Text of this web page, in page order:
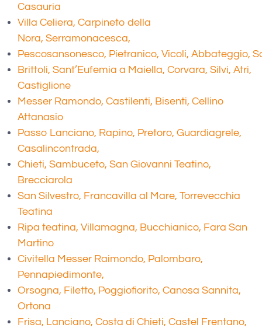
Casauria
Villa Celiera, Carpineto della
Nora, Serramonacesca,
Pescosansonesco, Pietranico, Vicoli, Abbateggio,
Brittoli, Sant’Eufemia a Maiella, Corvara, Silvi, Atri,
Castiglione
Messer Ramondo, Castilenti, Bisenti, Cellino
Attanasio
Passo Lanciano, Rapino, Pretoro, Guardiagrele,
Casalincontrada,
Chieti, Sambuceto, San Giovanni Teatino,
Brecciarola
San Silvestro, Francavilla al Mare, Torrevecchia
Teatina
Ripa teatina, Villamagna, Bucchianico, Fara San
Martino
Civitella Messer Raimondo, Palombaro,
Pennapiedimonte,
Orsogna, Filetto, Poggiofiorito, Canosa Sannita,
Ortona
Frisa, Lanciano, Costa di Chieti, Castel Frentano,